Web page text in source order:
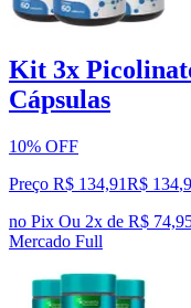
Kit 3x
Cápsulas
10% OFF
Preço R$ 134,91R$ 134,
no Pix Ou 2x de R$
Mercado Full